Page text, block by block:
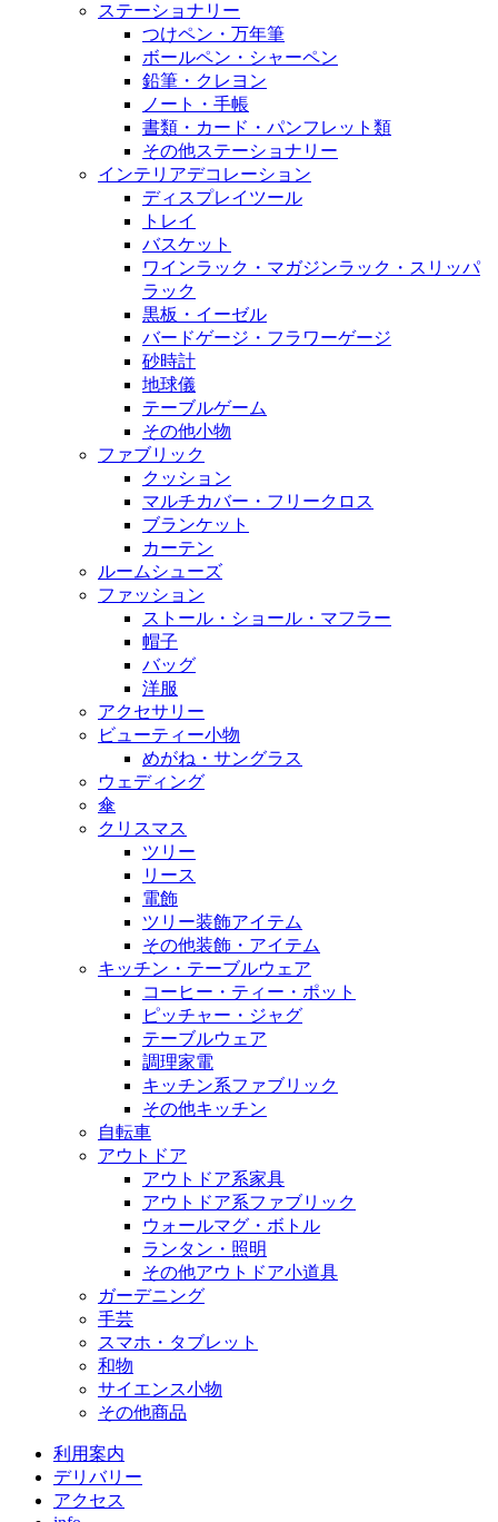
ステーショナリー
つけペン・万年筆
ボールペン・シャーペン
鉛筆・クレヨン
ノート・手帳
書類・カード・パンフレット類
その他ステーショナリー
インテリアデコレーション
ディスプレイツール
トレイ
バスケット
ワインラック・マガジンラック・スリッパ
ラック
黒板・イーゼル
バードゲージ・フラワーゲージ
砂時計
地球儀
テーブルゲーム
その他小物
ファブリック
クッション
マルチカバー・フリークロス
ブランケット
カーテン
ルームシューズ
ファッション
ストール・ショール・マフラー
帽子
バッグ
洋服
アクセサリー
ビューティー小物
めがね・サングラス
ウェディング
傘
クリスマス
ツリー
リース
電飾
ツリー装飾アイテム
その他装飾・アイテム
キッチン・テーブルウェア
コーヒー・ティー・ポット
ピッチャー・ジャグ
テーブルウェア
調理家電
キッチン系ファブリック
その他キッチン
自転車
アウトドア
アウトドア系家具
アウトドア系ファブリック
ウォールマグ・ボトル
ランタン・照明
その他アウトドア小道具
ガーデニング
手芸
スマホ・タブレット
和物
サイエンス小物
その他商品
利用案内
デリバリー
アクセス